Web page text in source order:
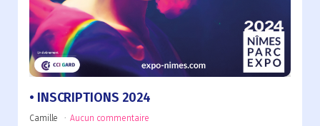
INSCRIPTIONS 2024
Camille Aucun commentaire